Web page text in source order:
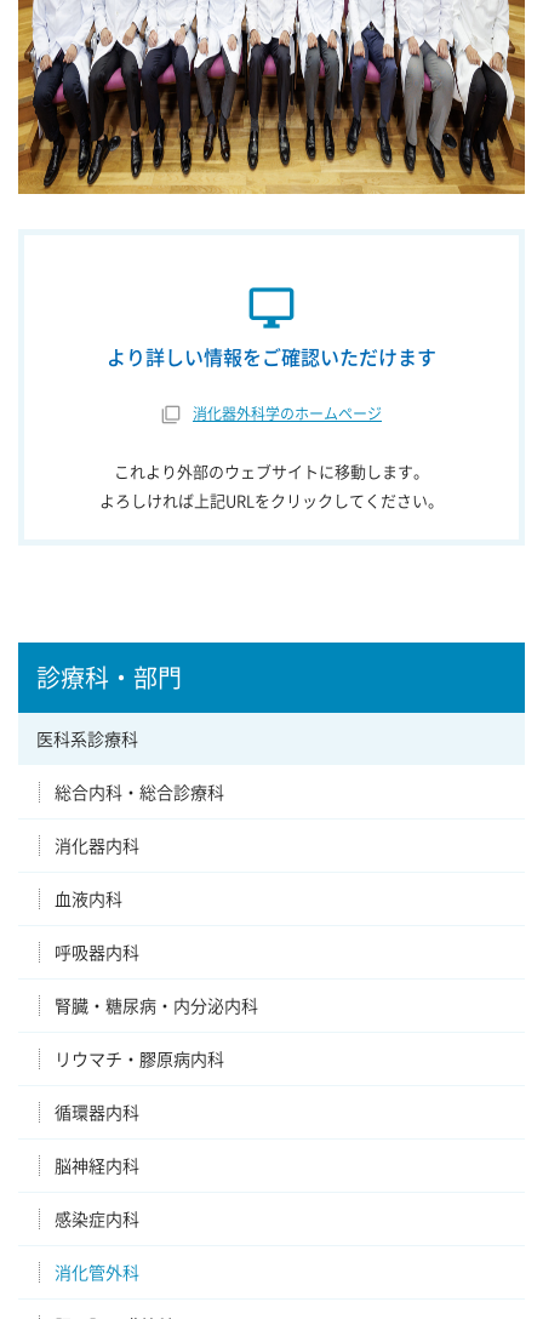
desktop_windows
より詳しい情報をご確認いただけます
消化器外科学のホームページ
これより外部のウェブサイトに移動します。
よろしければ上記URLをクリックしてください。
診療科・部門
医科系診療科
総合内科・総合診療科
消化器内科
血液内科
呼吸器内科
腎臓・糖尿病・内分泌内科
リウマチ・膠原病内科
循環器内科
脳神経内科
感染症内科
消化管外科